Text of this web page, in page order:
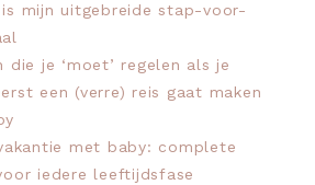
mijn uitgebreide stap-voor-
die je ‘moet’ regelen als je
een (verre) reis gaat maken
met baby: complete
iedere leeftijdsfase